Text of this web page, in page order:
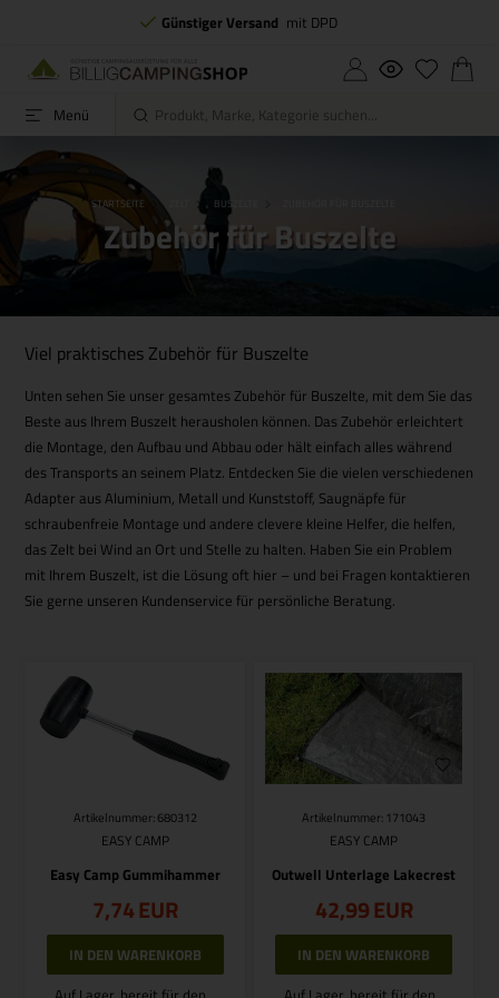
Günstiger Versand mit DPD
Menü
STARTSEITE BUSZELTE
Zubehör für Buszelte
Viel praktisches Zubehör für Buszelte
Unten sehen Sie unser gesamtes Zubehör für Buszelte, mit dem Sie das
Beste aus Ihrem Buszelt herausholen können. Das Zubehör erleichtert
die Montage, den Aufbau und Abbau oder hält einfach alles während
des Transports an seinem Platz. Entdecken Sie die vielen verschiedenen
Adapter aus Aluminium, Metall und Kunststoff, Saugnäpfe für
schraubenfreie Montage und andere clevere kleine Helfer, die helfen,
das Zelt bei Wind an Ort und Stelle zu halten. Haben Sie ein Problem
mit Ihrem Buszelt, ist die Lösung oft hier – und bei Fragen kontaktieren
Sie gerne unseren Kundenservice für persönliche Beratung.
Artikelnummer: 680312
EASY CAMP
Easy Camp Gummihammer
7,74EUR
Artikelnummer: 171043
EASY CAMP
Outwell Unterlage Lakecrest
42,99EUR